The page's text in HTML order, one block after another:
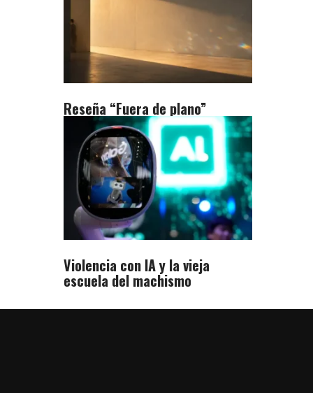
Reseña “Fuera de plano”
Violencia con IA y la vieja
escuela del machismo